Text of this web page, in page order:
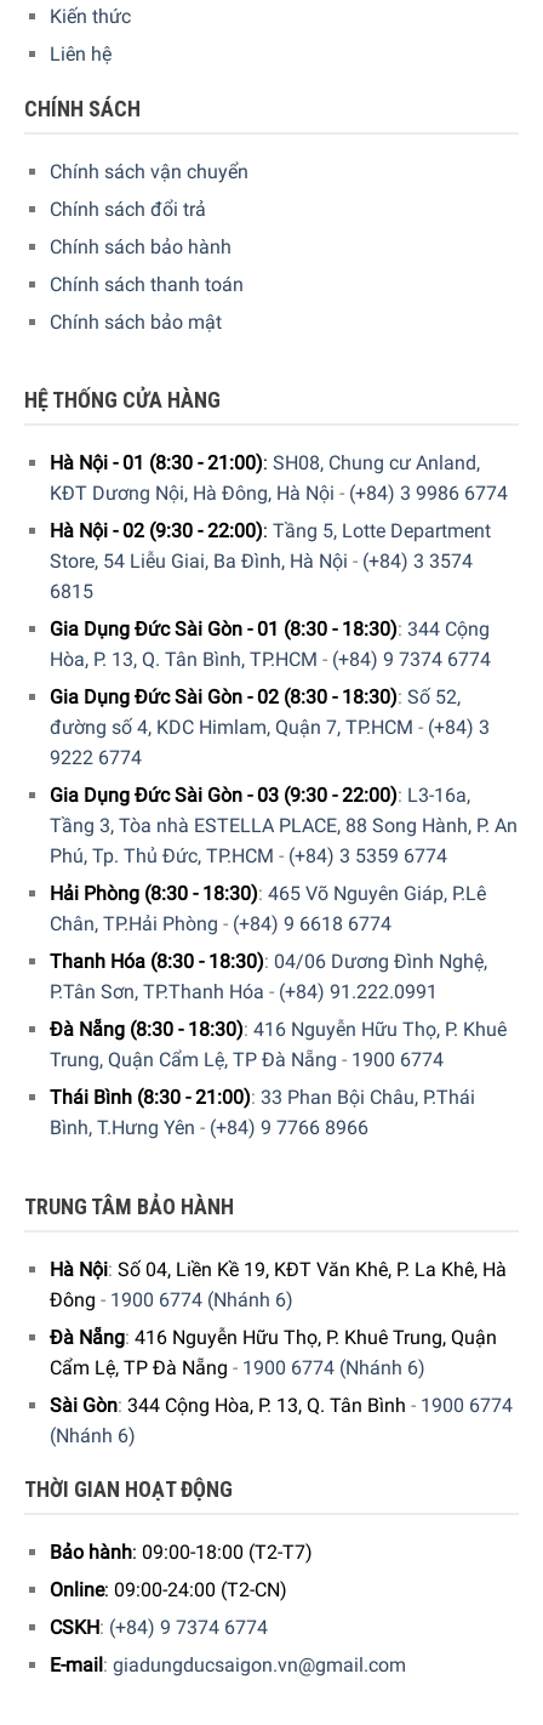
showroom cửa hàng của Gia dụng Đức Sài Gòn
quốc. Quý vị hãy gọi điện trực tiếp vào Hotline:
6774
hoặc
tiết và đặt mua sản phẩm. Hoặc đặt hàng trực tiếp trên
gọi lại để xác nhận đơn hàng với quý khách.
GIA DỤNG ĐỨC SÀI GÒN CAM KẾT:
Giao hàng nhanh chóng toàn quốc.
Bảo hành bằng thẻ bảo hành chính hãng từ công ty.
Hàng đúng nguồn gốc, chính hãng, nhập khẩu Đức &
EU.
Ngoài ra quý khách còn có thể tham khảo thêm các sản
phẩm Muỗng, Chén, Dĩa
showroom của Gia Dụng Đức Sài Gòn trên toàn quốc và
website của chúng tôi.
Để phục vụ khách hàng tốt hơn trong việc sử dụng hoặc
tìm hiểu về các tính năng của các sản phẩm gia dụng. Gia
Dụng Đức Sài Gòn đã cho ra đời kênh
Youtube
với rất
nhiều nội dung thú vị. Quý khách có thể theo dõi kênh
5/5 - (1 bình chọn)
Kiến thức
Liên hệ
CHÍNH SÁCH
Chính sách vận chuyển
Chính sách đổi trả
Chính sách bảo hành
Chính sách thanh toán
Chính sách bảo mật
HỆ THỐNG CỬA HÀNG
Hà Nội - 01 (8:30 - 21:00): SH08, Chung cư Anland,
KĐT Dương Nội, Hà Đông, Hà Nội - (+84) 3 9986 6774
Hà Nội - 02 (9:30 - 22:00): Tầng 5, Lotte Department
Store, 54 Liễu Giai, Ba Đình, Hà Nội - (+84) 3 3574
6815
Gia Dụng Đức Sài Gòn - 01 (8:30 - 18:30): 344 Cộng
Hòa, P. 13, Q. Tân Bình, TP.HCM - (+84) 9 7374 6774
Gia Dụng Đức Sài Gòn - 02 (8:30 - 18:30): Số 52,
đường số 4, KDC Himlam, Quận 7, TP.HCM - (+84) 3
9222 6774
Gia Dụng Đức Sài Gòn - 03 (9:30 - 22:00): L3-16a,
Tầng 3, Tòa nhà ESTELLA PLACE, 88 Song Hành, P. An
Phú, Tp. Thủ Đức, TP.HCM - (+84) 3 5359 6774
Hải Phòng (8:30 - 18:30): 465 Võ Nguyên Giáp, P.Lê
Chân, TP.Hải Phòng - (+84) 9 6618 6774
Thanh Hóa (8:30 - 18:30): 04/06 Dương Đình Nghệ,
P.Tân Sơn, TP.Thanh Hóa - (+84) 91.222.0991
Đà Nẵng (8:30 - 18:30): 416 Nguyễn Hữu Thọ, P. Khuê
Trung, Quận Cẩm Lệ, TP Đà Nẵng - 1900 6774
Thái Bình (8:30 - 21:00): 33 Phan Bội Châu, P.Thái
Bình, T.Hưng Yên - (+84) 9 7766 8966
TRUNG TÂM BẢO HÀNH
Hà Nội: Số 04, Liền Kề 19, KĐT Văn Khê, P. La Khê, Hà
Đông - 1900 6774 (Nhánh 6)
Đà Nẵng: 416 Nguyễn Hữu Thọ, P. Khuê Trung, Quận
Cẩm Lệ, TP Đà Nẵng - 1900 6774 (Nhánh 6)
Sài Gòn: 344 Cộng Hòa, P. 13, Q. Tân Bình - 1900 6774
(Nhánh 6)
THỜI GIAN HOẠT ĐỘNG
Bảo hành: 09:00-18:00 (T2-T7)
Online: 09:00-24:00 (T2-CN)
CSKH: (+84) 9 7374 6774
E-mail : giadungducsaigon.vn@gmail.com